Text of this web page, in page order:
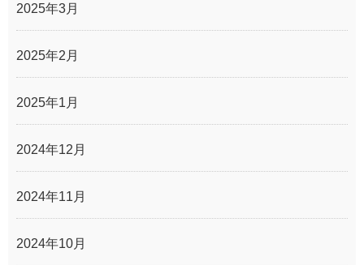
2025年3月
2025年2月
2025年1月
2024年12月
2024年11月
2024年10月